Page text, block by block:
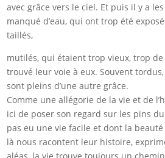
avec grâce vers le ciel. Et puis il y a
manqué d’eau, qui ont trop été
taillés,
mutilés, qui étaient trop vieux, trop
trouvé leur voie à eux. Souvent
sont pleins d’une autre grâce.
Comme une allégorie de la vie et de
ici de poser son regard sur les pins
pas eu une vie facile et dont la
là nous racontent leur histoire,
aléas, la vie trouve toujours un